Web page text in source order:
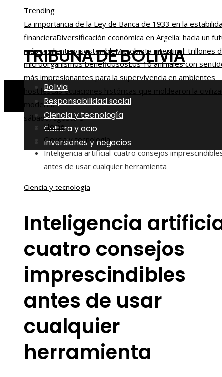
Trending
La importancia de la Ley de Banca de 1933 en la
financieraDiversificación económica en Argelia: hacia un
más resiliente y sostenibleMicrobiota intestinal: trillones
microorganismos beneficiososLos 10 animales con
más impresionantes para la supervivencia en ambientes
hostilesLas ecuaciones históricas que moldearon la
moderna
sábado, agosto 8
TRIBUNA DE BOLIVIA
Bolivia
Responsabilidad social
Ciencia y tecnología
Cultura y ocio
Inversiones y negocios
Home
Ciencia y tecnología
Inteligencia artificial: cuatro consejos
antes de usar cualquier herramienta
Ciencia y tecnología
Inteligencia
cuatro consejos
imprescindibles
antes de usar
cualquier
herramienta